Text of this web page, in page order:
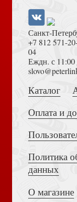
Толкование
Санкт-
+7 812 571-
04
Еждн. с
Каталог
Оплата и
Политика
данных
О магазине